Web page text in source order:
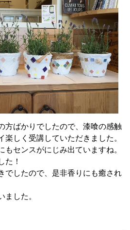
方ばかりでしたので、漆喰の感触
楽しく受講していただきました。
もセンスがにじみ出ていますね。
た！
でしたので、是非香りにも癒され
ました。